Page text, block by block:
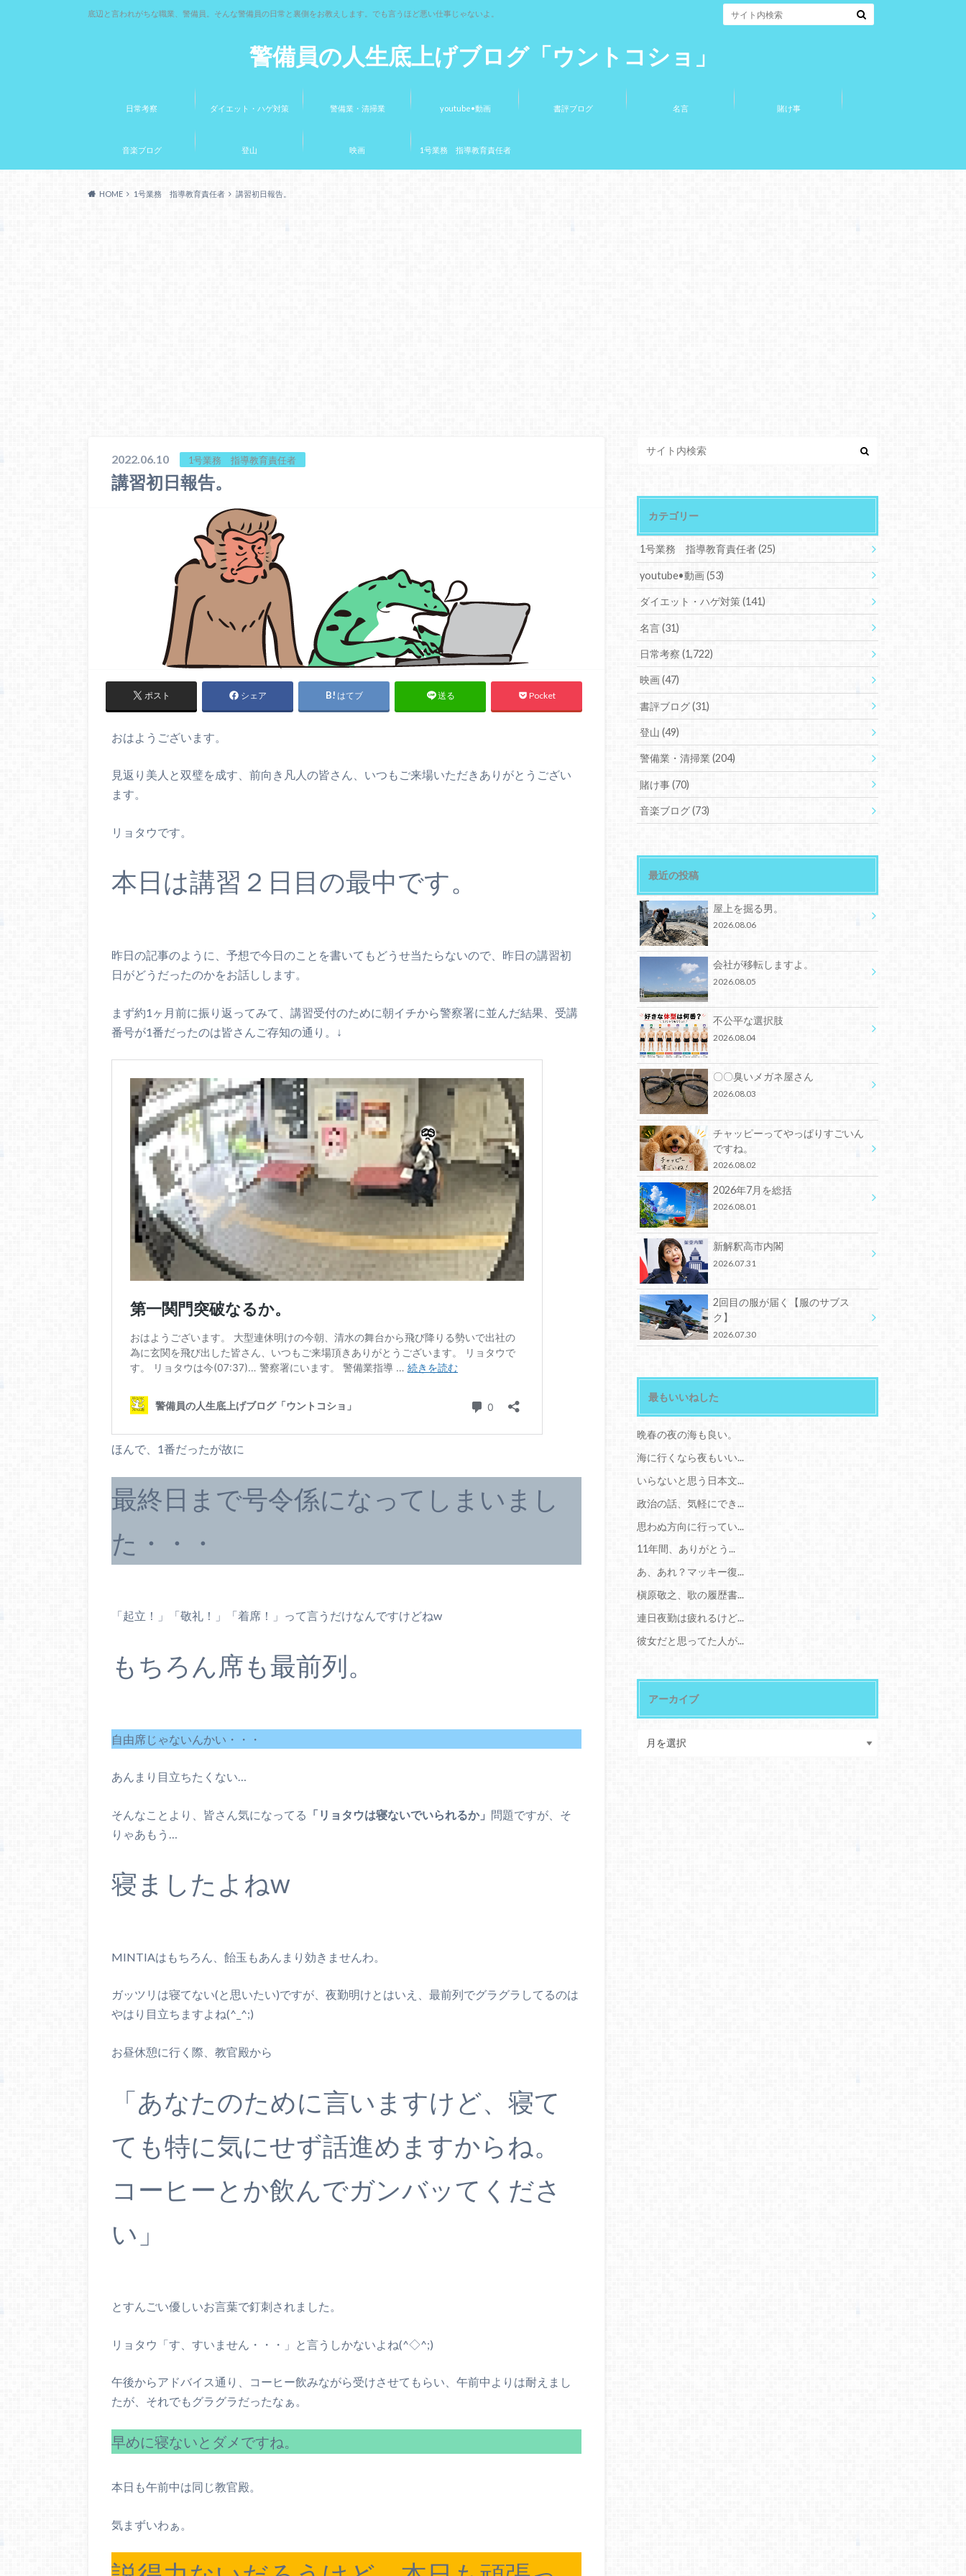
警備員の人生底上げブログ「ウントコショ」
底辺と言われがちな職業、警備員。そんな警備員の日常と裏側をお教えします。でも言うほど悪い仕事じゃないよ。
日常考察 ダイエット・ハゲ対策 警備業・清掃業 youtube•動画 書評ブログ 名言 賭け事
音楽ブログ 登山 映画 1号業務 指導教育責任者
HOME 1号業務 指導教育責任者 講習初日報告。
2022.06.10 1号業務 指導教育責任者
講習初日報告。
ポスト シェア はてブ 送る Pocket
おはようございます。
見返り美人と双璧を成す、前向き凡人の皆さん、いつもご来場いただきありがとうござい
ます。
リョタウです。
本日は講習２日目の最中です。
昨日の記事のように、予想で今日のことを書いてもどうせ当たらないので、昨日の講習初
日がどうだったのかをお話しします。
まず約1ヶ月前に振り返ってみて、講習受付のために朝イチから警察署に並んだ結果、受講
番号が1番だったのは皆さんご存知の通り。↓
ほんで、1番だったが故に
最終日まで号令係になってしまいまし
た・・・
「起立！」「敬礼！」「着席！」って言うだけなんですけどねw
もちろん席も最前列。
自由席じゃないんかい・・・
あんまり目立ちたくない…
そんなことより、皆さん気になってる 「リョタウは寝ないでいられるか」 問題ですが、そ
りゃあもう…
寝ましたよねw
MINTIAはもちろん、飴玉もあんまり効きませんわ。
ガッツリは寝てない(と思いたい)ですが、夜勤明けとはいえ、最前列でグラグラしてるのは
やはり目立ちますよね(^_^;)
お昼休憩に行く際、教官殿から
「あなたのために言いますけど、寝て
ても特に気にせず話進めますからね。
コーヒーとか飲んでガンバッてくださ
い」
とすんごい優しいお言葉で釘刺されました。
リョタウ「す、すいません・・・」と言うしかないよね(^◇^;)
午後からアドバイス通り、コーヒー飲みながら受けさせてもらい、午前中よりは耐えまし
たが、それでもグラグラだったなぁ。
早めに寝ないとダメですね。
本日も午前中は同じ教官殿。
気まずいわぁ。
カテゴリー
1号業務 指導教育責任者(25)
youtube•動画(53)
ダイエット・ハゲ対策(141)
名言(31)
日常考察(1,722)
映画(47)
書評ブログ(31)
登山(49)
警備業・清掃業(204)
賭け事(70)
音楽ブログ(73)
最近の投稿
屋上を掘る男。
2026.08.06
会社が移転しますよ。
2026.08.05
不公平な選択肢
2026.08.04
〇〇臭いメガネ屋さん
2026.08.03
チャッピーってやっぱりすごいん
ですね。
2026.08.02
2026年7月を総括
2026.08.01
新解釈高市内閣
2026.07.31
2回目の服が届く【服のサブス
ク】
2026.07.30
最もいいねした
晩春の夜の海も良い。
海に行くなら夜もいい...
いらないと思う日本文...
政治の話、気軽にでき...
思わぬ方向に行ってい...
11年間、ありがとう...
あ、あれ？マッキー復...
槇原敬之、歌の履歴書...
連日夜勤は疲れるけど...
彼女だと思ってた人が...
アーカイブ